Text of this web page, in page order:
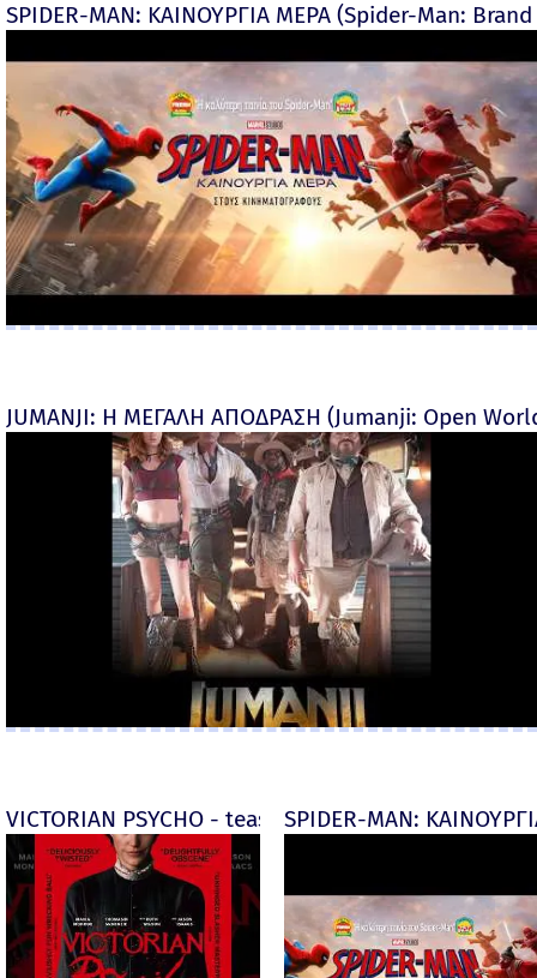
SPIDER-MAN: ΚΑΙΝΟΥΡΓΙΑ ΜΕΡΑ (Spider-Man:
JUMANJI: Η ΜΕΓΑΛΗ ΑΠΟΔΡΑΣΗ (Jumanji: Open
VICTORIAN PSYCHO - teaserSPIDER-MAN: